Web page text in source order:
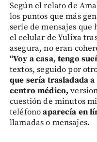
Según el relato de
los puntos que más
serie de mensajes que
el celular de Yulixa
asegura, no eran
“Voy a casa, tengo
textos, seguido por
que sería trasladada
centro médico,
cuestión de minutos
teléfonoaparecía en
llamadas o mensajes.